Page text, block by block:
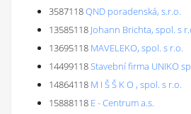
3587118QND poradenská, s.r.o.
13585118 Johann Brichta, spol. s
13695118 MAVELEKO, spol. s r.o.
14499118Stavební firma UNIKO
14864118 M I Š Š K O , spol. s r.o.
15888118 E - Centrum a.s.